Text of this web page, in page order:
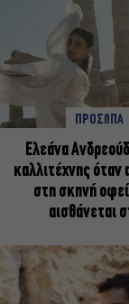
ΠΡΟΣΩΠΑ
Ελεάνα
καλλιτέχνης όταν
στη σκηνή
αισθάνεται